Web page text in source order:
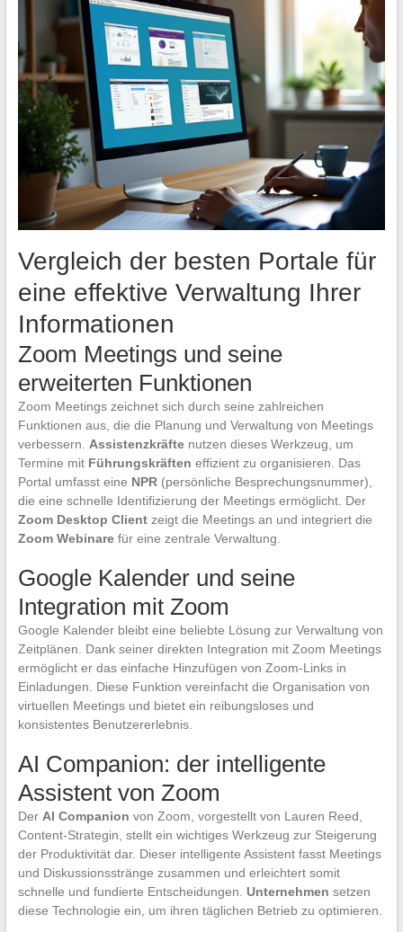
Vergleich der besten Portale für
eine effektive Verwaltung Ihrer
Informationen
Zoom Meetings und seine
erweiterten Funktionen
Zoom Meetings zeichnet sich durch seine zahlreichen
Funktionen aus, die die Planung und Verwaltung von Meetings
verbessern. Assistenzkräftenutzen dieses Werkzeug, um
Termine mit Führungskräften effizient zu organisieren. Das
Portal umfasst eine NPR(persönliche Besprechungsnummer),
die eine schnelle Identifizierung der Meetings ermöglicht. Der
Zoom Desktop Clientzeigt die Meetings an und integriert die
Zoom Webinarefür eine zentrale Verwaltung.
Google Kalender und seine
Integration mit Zoom
Google Kalender bleibt eine beliebte Lösung zur Verwaltung von
Zeitplänen. Dank seiner direkten Integration mit Zoom Meetings
ermöglicht er das einfache Hinzufügen von Zoom-Links in
Einladungen. Diese Funktion vereinfacht die Organisation von
virtuellen Meetings und bietet ein reibungsloses und
konsistentes Benutzererlebnis.
AI Companion: der intelligente
Assistent von Zoom
Der AI Companion von Zoom, vorgestellt von Lauren Reed,
Content-Strategin, stellt ein wichtiges Werkzeug zur Steigerung
der Produktivität dar. Dieser intelligente Assistent fasst Meetings
und Diskussionsstränge zusammen und erleichtert somit
schnelle und fundierte Entscheidungen. Unternehmen setzen
diese Technologie ein, um ihren täglichen Betrieb zu optimieren.